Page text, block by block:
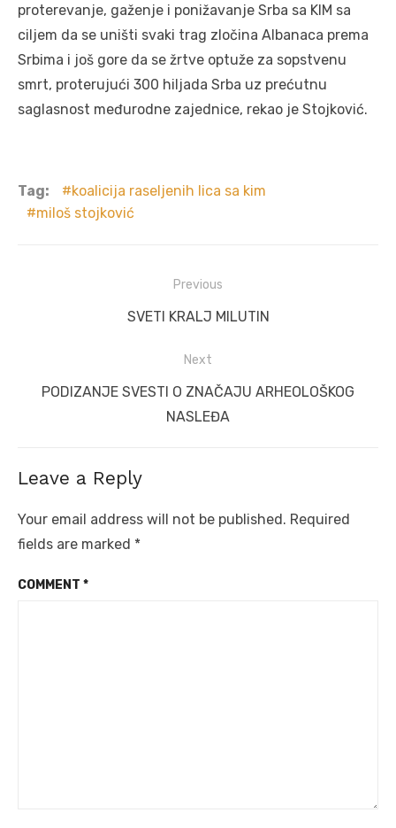
proterevanje, gaženje i ponižavanje Srba sa KIM sa
ciljem da se uništi svaki trag zločina Albanaca prema
Srbima i još gore da se žrtve optuže za sopstvenu
smrt, proterujući 300 hiljada Srba uz prećutnu
saglasnost međurodne zajednice, rekao je Stojković.
Tag:
koalicija raseljenih lica sa kim
miloš stojković
Previous
Previous
SVETI KRALJ MILUTIN
Next
Next
PODIZANJE SVESTI O ZNAČAJU ARHEOLOŠKOG
NASLEĐA
Leave a Reply
Your email address will not be published. Required
fields are marked *
COMMENT *